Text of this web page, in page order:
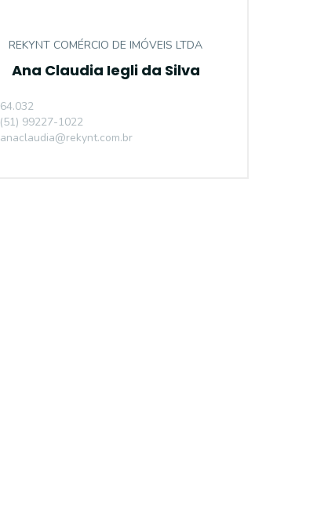
REKYNT COMÉRCIO DE IMÓVEIS LTDA
Ana Claudia Iegli da Silva
64.032
(51) 99227-1022
anaclaudia@rekynt.com.br